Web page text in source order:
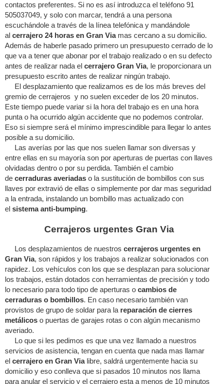
contactos preferentes. Si no es así introduzca el teléfono 91
505037049, y solo con marcar, tendrá a una persona
escuchándole a través de la línea telefónica y mandándole
al cerrajero 24 horas en Gran Viamas cercano a su domicilio.
Además de haberle pasado primero un presupuesto cerrado de lo
que va a tener que abonar por el trabajo realizado o en su defecto
antes de realizar nada el cerrajero Gran Via, le proporcionara un
presupuesto escrito antes de realizar ningún trabajo.
El desplazamiento que realizamos es de los más breves del
gremio de cerrajeros y no suelen exceder de los 20 minutos.
Este tiempo puede variar si la hora del trabajo es en una hora
punta o ha ocurrido algún accidente que no podemos controlar.
Eso si siempre será el mínimo imprescindible para llegar lo antes
posible a su domicilio.
Las averías por las que nos suelen llamar son diversas y
entre ellas en su mayoría son por aperturas de puertas con llaves
olvidadas dentro o por su perdida. También el cambio
de cerraduras averiadas o la sustitución de bombillos con sus
llaves por extravió de ellas o simplemente por dar mas seguridad
a la entrada, instalando un bombillo mas actualizado con
el sistema anti-bumping.
Cerrajeros urgentes Gran Via
Los desplazamientos de nuestros cerrajeros urgentes en
Gran Via, son rápidos y los trabajos a realizar solucionados con
rapidez. Los vehículos con los que se desplazan para solucionar
los trabajos, están dotados con herramientas de precisión y todo
lo necesario para todo tipo de aperturas o cambios de
cerraduras o bombillos. En caso necesario también van
provistos de grupo de soldar para la reparación de cierres
metálicos o puertas de garajes rotas o con algún mecanismo
averiado.
Lo que si les pedimos es que una vez llamado a nuestros
servicios de asistencia, tengan en cuenta que nada mas llamar
el cerrajero en Gran Vialibre, saldrá urgentemente hacia su
domicilio y eso conlleva que si pasados 10 minutos nos llama
para anular el servicio y el cerrajero esta a menos de 10 minutos